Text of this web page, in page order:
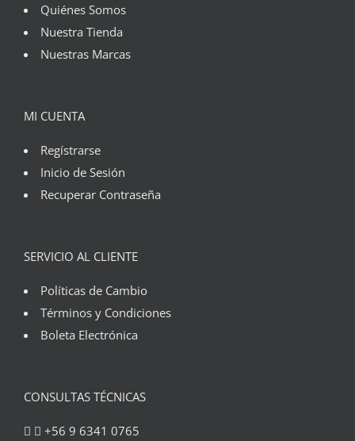
Quiénes Somos
Nuestra Tienda
Nuestras Marcas
MI CUENTA
Regístrarse
Inicio de Sesión
Recuperar Contraseña
SERVICIO AL CLIENTE
Políticas de Cambio
Términos y Condiciones
Boleta Electrónica
CONSULTAS TÉCNICAS
+56 9 6341 0765